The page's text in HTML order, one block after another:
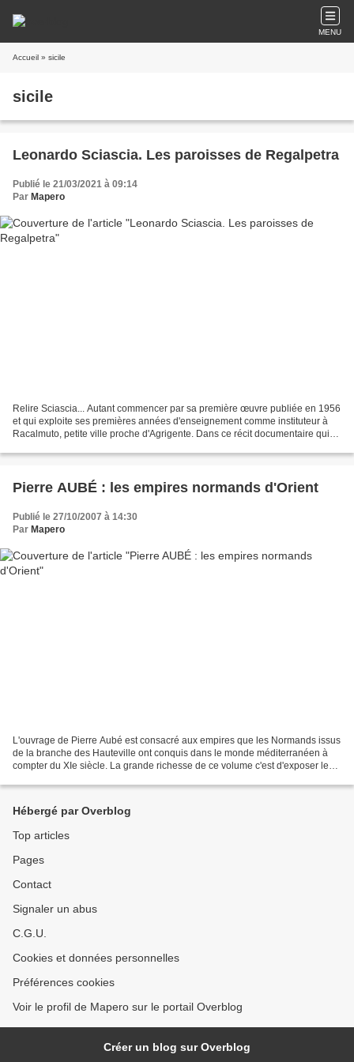
MENU
Accueil » sicile
sicile
Leonardo Sciascia. Les paroisses de Regalpetra
Publié le 21/03/2021 à 09:14
Par Mapero
Relire Sciascia... Autant commencer par sa première œuvre publiée en 1956
et qui exploite ses premières années d'enseignement comme instituteur à
Racalmuto, petite ville proche d'Agrigente. Dans ce récit documentaire qui
Pierre AUBÉ : les empires normands d'Orient
Publié le 27/10/2007 à 14:30
Par Mapero
L'ouvrage de Pierre Aubé est consacré aux empires que les Normands issus
de la branche des Hauteville ont conquis dans le monde méditerranéen à
compter du XIe siècle. La grande richesse de ce volume c'est d'exposer les
Hébergé par Overblog
Top articles
Pages
Contact
Signaler un abus
C.G.U.
Cookies et données personnelles
Préférences cookies
Voir le profil de Mapero sur le portail Overblog
Créer un blog sur Overblog